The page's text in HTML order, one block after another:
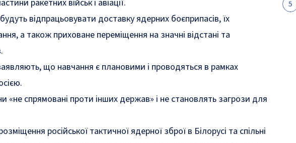
ракетних військ і авіації.
відпрацьовувати доставку ядерних боєприпасів, їх
а також приховане переміщення на значні відстані та
що навчання є плановими і проводяться в рамках
спрямовані проти інших держав» і не становлять загрози для
російської тактичної ядерної зброї в Білорусі та спільні